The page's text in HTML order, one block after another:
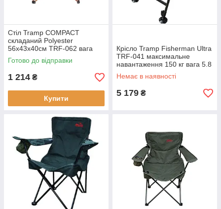
Стіл Tramp COMPACT
складаний Polyester
56х43х40см TRF-062 вага
0.75 кг алюмінієвий каркас
максимальне навантаження
Готово до відправки
1 214 ₴
Купити
Крісло Tramp Fisherman Ultra
TRF-041 максимальне
навантаження 150 кг вага 5.8
кг колір камуфляж
Немає в наявності
5 179 ₴